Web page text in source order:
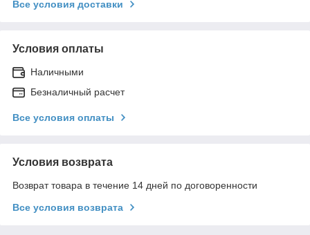
Все условия доставки
Условия оплаты
Наличными
Безналичный расчет
Все условия оплаты
Условия возврата
Возврат товара в течение 14 дней по договоренности
Все условия возврата